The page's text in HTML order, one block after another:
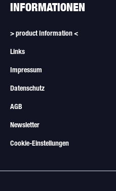
INFORMATIONEN
> product Information <
Links
Impressum
Datenschutz
AGB
Newsletter
Cookie-Einstellungen